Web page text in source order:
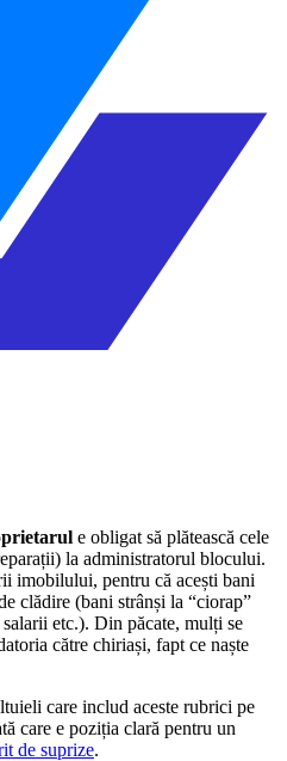
e obligat să plătească cele
la administratorul blocului.
imobilului, pentru că acești bani
clădire (bani strânși la “ciorap”
etc.). Din păcate, mulți se
către chiriași, fapt ce naște
care includ aceste rubrici pe
care e poziția clară pentru un
de suprize.